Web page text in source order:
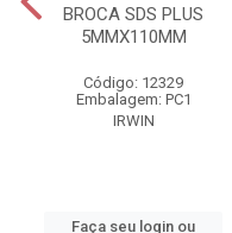
BROCA SDS PLUS
5MMX110MM
Código: 12329
Embalagem: PC1
IRWIN
Faça seu login ou